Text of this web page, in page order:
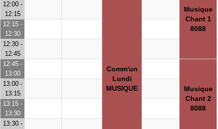
Musique
Chant 1
8088
12:00 -
12:15
Comm'un
Lundi
MUSIQUE
12:15 -
12:30
12:30 -
12:45
12:45 -
13:00
Musique
Chant 2
8088
13:00 -
13:15
13:15 -
13:30
13:30 -